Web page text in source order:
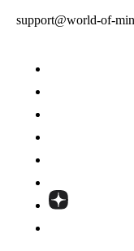
support@world-of-